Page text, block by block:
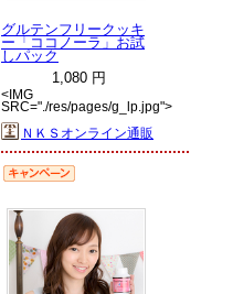
グルテンフリークッキ
ー「ココノーラ」お試
しパック
1,080 円
<IMG
SRC="./res/pages/g_lp.jpg">
ＮＫＳオンライン通販